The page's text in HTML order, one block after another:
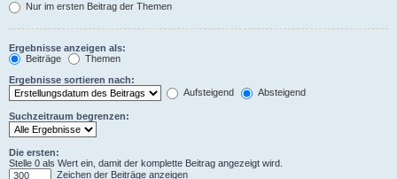
Nur im ersten Beitrag der Themen
Ergebnisse anzeigen als:
Beiträge
Themen
Ergebnisse sortieren nach:
Aufsteigend
Absteigend
Suchzeitraum begrenzen:
Die ersten:
Stelle 0 als Wert ein, damit der komplette Beitrag angezeigt wird.
Zeichen der Beiträge anzeigen